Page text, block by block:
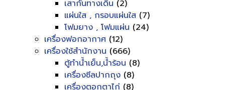
เสากั้นทางเดิน (2)
แผ่นใส , กรอบแผ่นใส (7)
โฟมยาง , โฟมแผ่น (24)
เครื่องฟอกอากาศ (12)
เครื่องใช้สำนักงาน (666)
ตู้ทำน้ำเย็น,น้ำร้อน (8)
เครื่องซีลปากถุง (8)
เครื่องตอกตาไก่ (8)